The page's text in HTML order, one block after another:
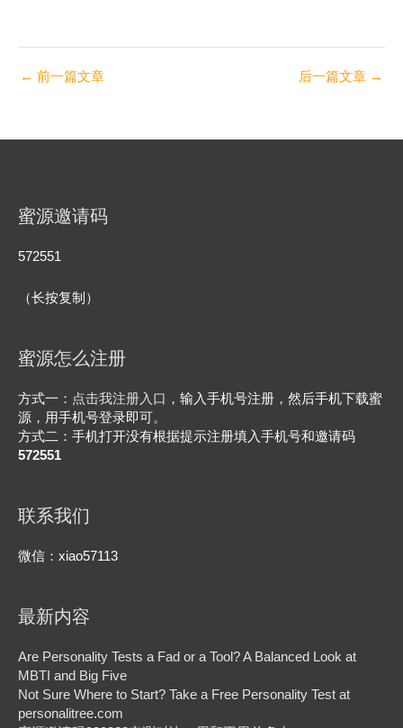
← 前一篇文章 后一篇文章 →
蜜源邀请码
572551
（长按复制）
蜜源怎么注册
方式一： 点击我注册入口 ，输入手机号注册，然后手机下载蜜
源，用手机号登录即可。
方式二：手机打开没有根据提示注册填入手机号和邀请码
572551
联系我们
微信：xiao57113
最新内容
Are Personality Tests a Fad or a Tool? A Balanced Look at
MBTI and Big Five
Not Sure Where to Start? Take a Free Personality Test at
personalitree.com